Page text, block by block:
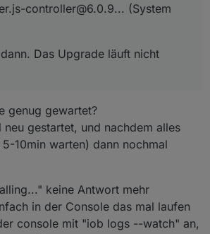
controller@6.0.9... (System
Das Upgrade läuft nicht
genug gewartet?
neu gestartet, und nachdem alles
10min warten) dann nochmal
keine Antwort mehr
in der Console das mal laufen
console mit "iob logs --watch" an,